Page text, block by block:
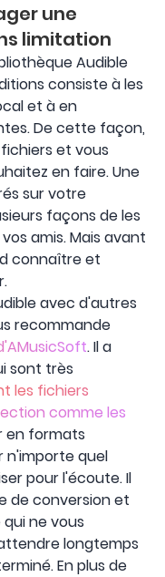
une
limitation
Audible
consiste à les
et à en
De cette façon,
et vous
en faire. Une
sur votre
façons de les
amis. Mais avant
connaître et
avec d'autres
recommande
. Il a
sont très
les fichiers
comme les
en formats
n'importe quel
pour l'écoute. Il
de conversion et
ne vous
longtemps
En plus de